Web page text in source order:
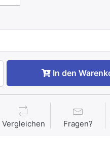
In den
Vergleichen Fragen?